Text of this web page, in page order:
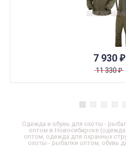
7 930 ₽
11 330₽
Одежда и обувь для охоты -
оптом в Новосибирске
оптом, одежда для охранных
охоты - рыбалки оптом, обувь